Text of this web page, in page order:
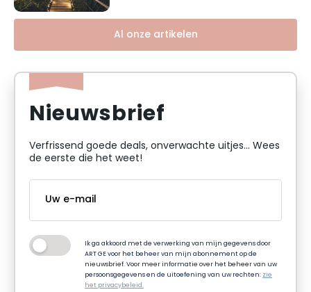
Al onze artikelen
Nieuwsbrief
Verfrissend goede deals, onverwachte uitjes... Wees
de eerste die het weet!
Ik ga akkoord met de verwerking van mijn gegevens door
ART GE voor het beheer van mijn abonnement op de
nieuwsbrief. Voor meer informatie over het beheer van uw
persoonsgegevens en de uitoefening van uw rechten:zie
het privacybeleid.